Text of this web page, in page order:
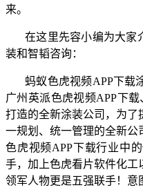
来。
在这里先容小编为大家
装和智韬咨询：
蚂蚁色虎视频APP下载
广州英派色虎视频APP下
打造的全新涂装公司，为
一规划、统一管理的全新公
色虎视频APP下载行业中
手，加上色虎看片软件化工
领军人物更是五强联手！意